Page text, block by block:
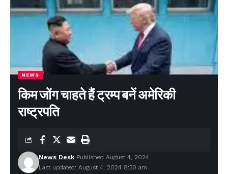
NEWS
किम जोंग चाहते हैं ट्रम्प बनें अमेरिकी
राष्ट्रपति
Last updated: August 4, 2024 8:30 am
News Desk Published August 4, 2024